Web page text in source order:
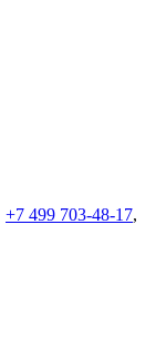
+7 499 703-48-17,